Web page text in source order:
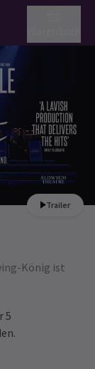
Trailer
König ist
5